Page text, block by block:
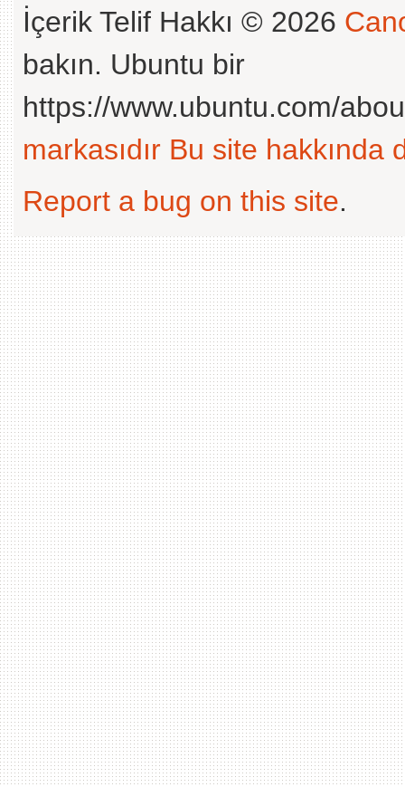
İçerik Telif Hakkı © 2026
bakın. Ubuntu bir
https://www.ubuntu.com/
markasıdır Bu site hakkında
Report a bug on this site.